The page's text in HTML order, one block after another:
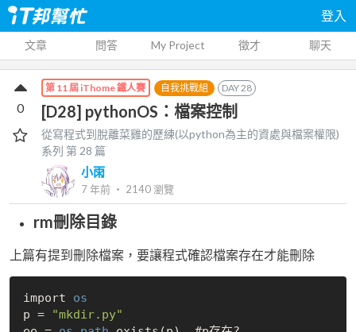
登入
文章 問答 My Project 徵才 聊天
第 11 屆 iThome 鐵人賽 自我挑戰組 DAY28
[D28] pythonOS：檔案控制
從寫程式到脫離菜雞的歷練(以python為主的資處與檔案權限)
系列 第28 篇
小雨
7 年前 ‧ 2140瀏覽
0
rm刪除目錄
上篇有提到刪除檔案，要讓程式確認檔案存在才能刪除
import os
p =
"mkdir.py"